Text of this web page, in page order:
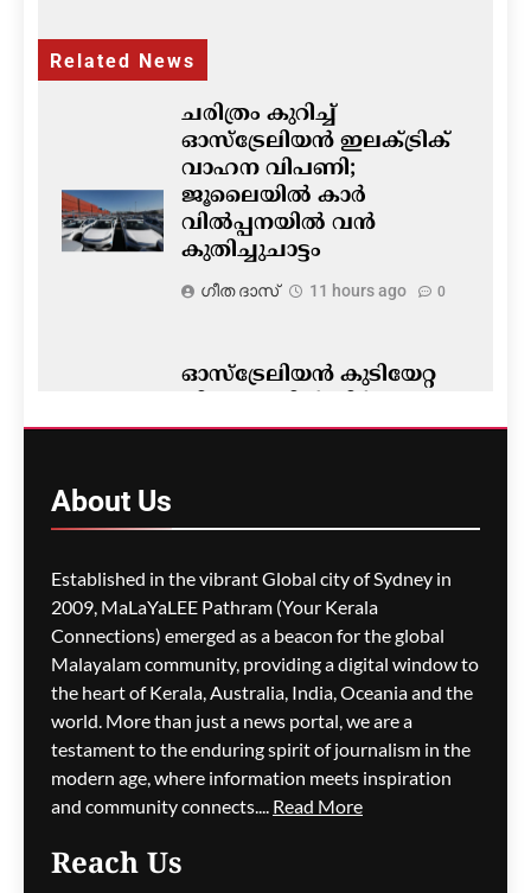
Related News
ചരിത്രം കുറിച്ച്
ഓസ്‌ട്രേലിയൻ ഇലക്ട്രിക്
വാഹന വിപണി;
ജൂലൈയിൽ കാർ
വിൽപ്പനയിൽ വൻ
കുതിച്ചുചാട്ടം
ഗീത ദാസ്‌ 11 hours ago 0
ഓസ്‌ട്രേലിയൻ കുടിയേറ്റ
മാറ്റം- ഡയറക്ഷൻ 119′
ഗീത ദാസ്‌ 11 hours ago 0
പോർട്ട് അഡലെയ്ഡിൽ
സൾഫർ തീപിടിത്തം;
വിഷപുക പടരുന്നു,
അടിയന്തര ഒഴിപ്പിക്കൽ
നിർദേശം
ഗീത ദാസ്‌ 11 hours ago 0
About Us
Established in the vibrant Global city of Sydney in
2009, MaLaYaLEE Pathram (Your Kerala
Connections) emerged as a beacon for the global
Malayalam community, providing a digital window to
the heart of Kerala, Australia, India, Oceania and the
world. More than just a news portal, we are a
testament to the enduring spirit of journalism in the
modern age, where information meets inspiration
and community connects.... Read More
Reach Us